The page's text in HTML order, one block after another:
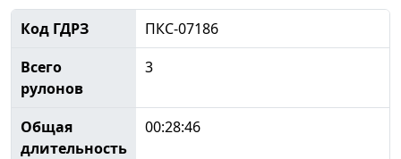
Код ГДРЗ
ПКС-07186
Всего
рулонов
3
Общая
длительность
00:28:46